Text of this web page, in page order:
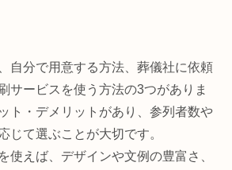
自分で用意する方法、葬儀社に依頼
サービスを使う方法の3つがありま
ト・デメリットがあり、参列者数や
じて選ぶことが大切です。
使えば、デザインや文例の豊富さ、